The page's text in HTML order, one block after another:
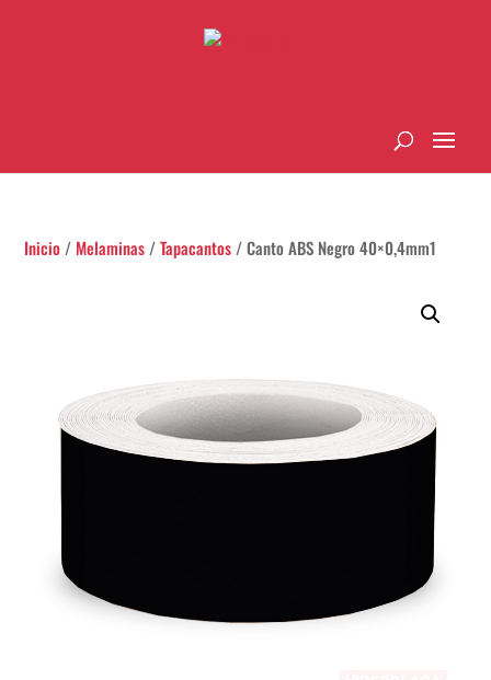
Inicio / Melaminas /Tapacantos / Canto ABS Negro 40×0,4mm1